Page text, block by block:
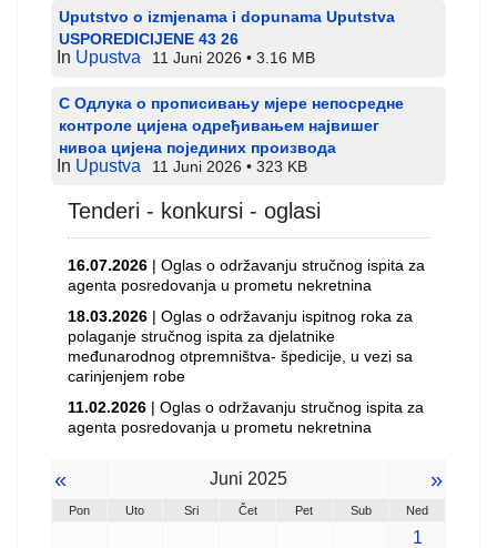
Uputstvo o izmjenama i dopunama Uputstva
USPOREDICIJENE 43 26
In Upustva 11 Juni 2026 3.16 MB
С Одлука о прописивању мјере непосредне
контроле цијена одређивањем највишег
нивоа цијена појединих производа
In Upustva 11 Juni 2026 323 KB
Tenderi - konkursi - oglasi
16.07.2026 | Oglas o održavanju stručnog ispita za
agenta posredovanja u prometu nekretnina
18.03.2026 | Oglas o održavanju ispitnog roka za
polaganje stručnog ispita za djelatnike
međunarodnog otpremništva- špedicije, u vezi sa
carinjenjem robe
11.02.2026 | Oglas o održavanju stručnog ispita za
agenta posredovanja u prometu nekretnina
« Juni 2025 »
Pon Uto Sri Čet Pet Sub Ned
1